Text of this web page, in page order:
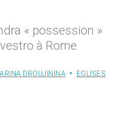
« possession »
à Rome
DROUJININA
EGLISES